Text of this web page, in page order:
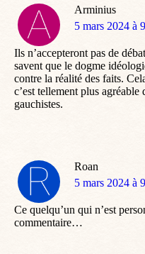
Arminius
dit
5 mars 2024 à
Ils n’accepteront pas de
savent que le dogme
contre la réalité des faits.
c’est tellement plus
gauchistes.
Roan
dit
5 mars 2024 à
Ce quelqu’un qui n’est
commentaire…